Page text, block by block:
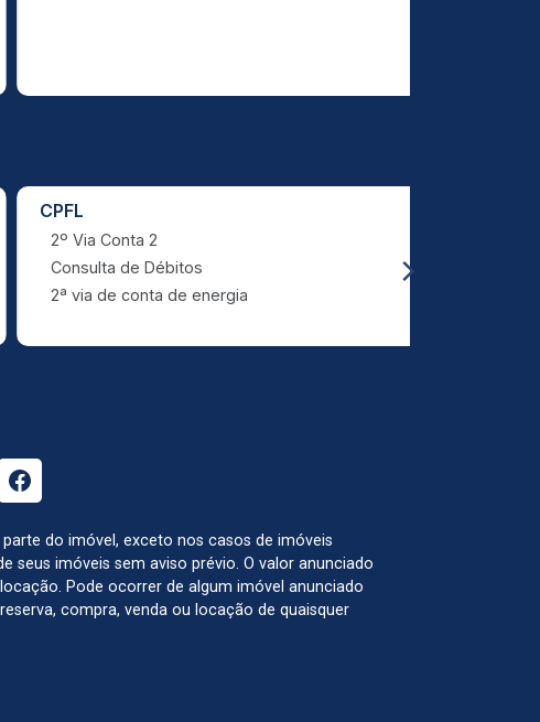
CPFL
2º Via Conta 2
Consulta de Débitos
2ª via de conta de energia
do imóvel, exceto nos casos de imóveis
seus imóveis sem aviso prévio. O valor anunciado
Pode ocorrer de algum imóvel anunciado
compra, venda ou locação de quaisquer